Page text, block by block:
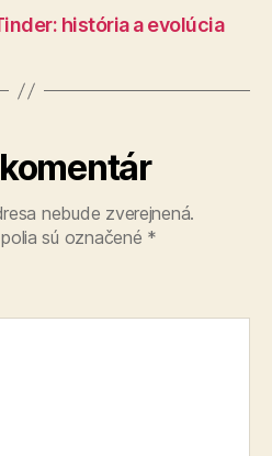
história a evolúcia
nebude zverejnená.
sú označené *